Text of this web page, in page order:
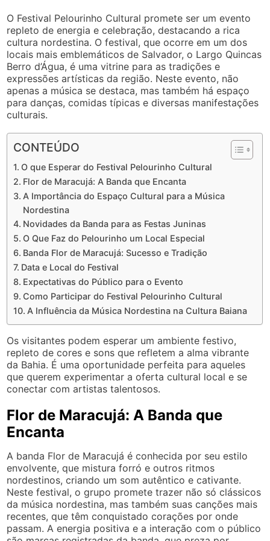
O Festival Pelourinho Cultural promete ser um evento
repleto de energia e celebração, destacando a rica
cultura nordestina. O festival, que ocorre em um dos
locais mais emblemáticos de Salvador, o Largo Quincas
Berro d’Água, é uma vitrine para as tradições e
expressões artísticas da região. Neste evento, não
apenas a música se destaca, mas também há espaço
para danças, comidas típicas e diversas manifestações
culturais.
CONTEÚDO
O que Esperar do Festival Pelourinho Cultural
Flor de Maracujá: A Banda que Encanta
A Importância do Espaço Cultural para a Música
Nordestina
Novidades da Banda para as Festas Juninas
O Que Faz do Pelourinho um Local Especial
Banda Flor de Maracujá: Sucesso e Tradição
Data e Local do Festival
Expectativas do Público para o Evento
Como Participar do Festival Pelourinho Cultural
A Influência da Música Nordestina na Cultura Baiana
Os visitantes podem esperar um ambiente festivo,
repleto de cores e sons que refletem a alma vibrante
da Bahia. É uma oportunidade perfeita para aqueles
que querem experimentar a oferta cultural local e se
conectar com artistas talentosos.
Flor de Maracujá: A Banda que
Encanta
A banda Flor de Maracujá é conhecida por seu estilo
envolvente, que mistura forró e outros ritmos
nordestinos, criando um som autêntico e cativante.
Neste festival, o grupo promete trazer não só clássicos
da música nordestina, mas também suas canções mais
recentes, que têm conquistado corações por onde
passam. A energia positiva e a interação com o público